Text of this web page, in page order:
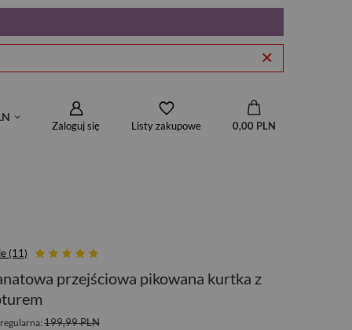
Zaloguj się Listy zakupowe 0,00 PLN
(11)
przejściowa pikowana kurtka z
199,99 PLN